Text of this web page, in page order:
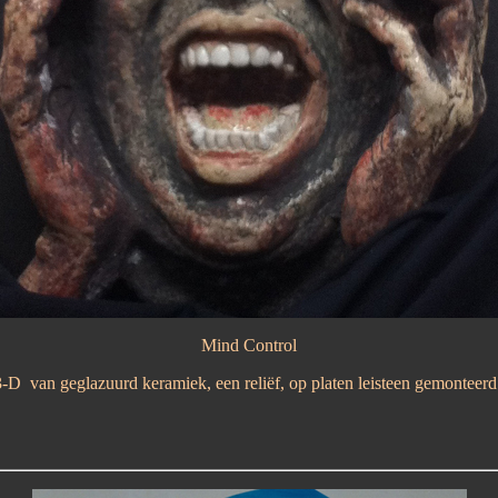
Mind Control
D van geglazuurd keramiek, een reliëf, op platen leisteen